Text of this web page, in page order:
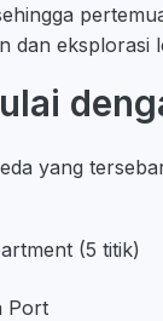
dan eksplorasi
yang
(5 titik)
Port